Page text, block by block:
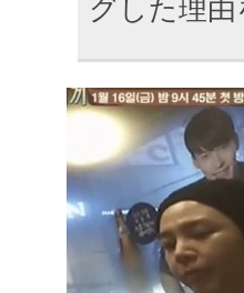
グした理